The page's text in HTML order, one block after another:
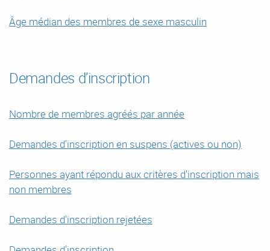
Âge médian des membres de sexe masculin
Demandes d’inscription
Nombre de membres agréés par année
Demandes d'inscription en suspens (actives ou non)
Personnes ayant répondu aux critères d'inscription mais
non membres
Demandes d'inscription rejetées